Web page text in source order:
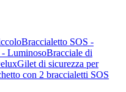
Braccialetto SOS -
- LuminosoBracciale di
Gilet di sicurezza per
con 2 braccialetti SOS